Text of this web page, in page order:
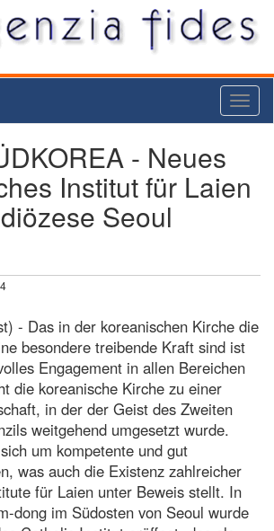
- Neues
Institut für Laien
Seoul
- Das in der koreanischen Kirche die
besondere treibende Kraft sind ist
Engagement in allen Bereichen
die koreanische Kirche zu einer
in der der Geist des Zweiten
weitgehend umgesetzt wurde.
um kompetente und gut
was auch die Existenz zahlreicher
für Laien unter Beweis stellt. In
dong im Südosten von Seoul wurde